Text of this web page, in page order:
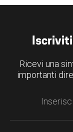
Ricevi una
importanti